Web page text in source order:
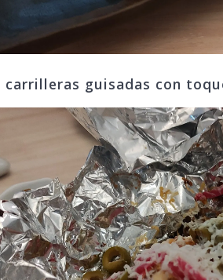
carrilleras guisadas con